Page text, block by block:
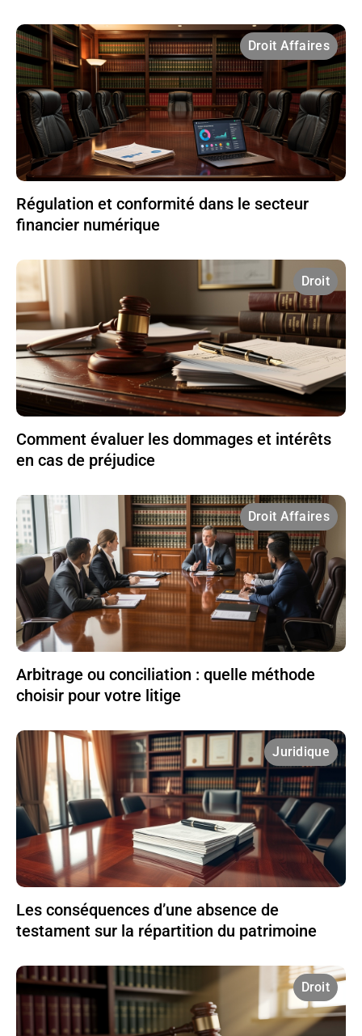
Droit Affaires
Régulation et conformité dans le secteur
financier numérique
Droit
Comment évaluer les dommages et intérêts
en cas de préjudice
Droit Affaires
Arbitrage ou conciliation : quelle méthode
choisir pour votre litige
Juridique
Les conséquences d’une absence de
testament sur la répartition du patrimoine
Droit